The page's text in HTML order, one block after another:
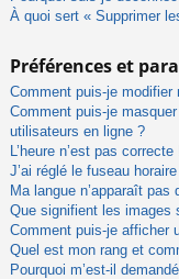
À quoi sert « Supprimer
Préférences et
Comment puis-je modifier
Comment puis-je
utilisateurs en ligne ?
L’heure n’est pas correcte
J’ai réglé le fuseau
Ma langue n’apparaît pas
Que signifient les images
Comment puis-je afficher
Quel est mon rang et
Pourquoi m’est-il